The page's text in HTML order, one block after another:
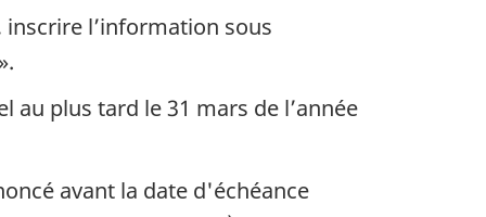
inscrire l’information sous
au plus tard le 31 mars de l’année
avant la date d'échéance